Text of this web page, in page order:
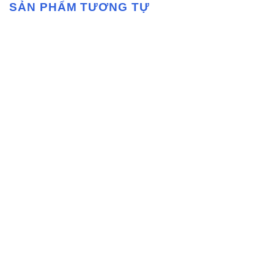
SẢN PHẨM TƯƠNG TỰ